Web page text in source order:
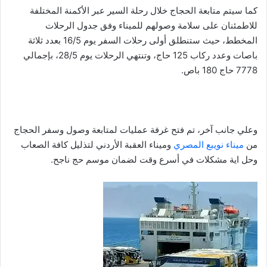
كما سيتم متابعة الحجاج خلال رحلة السير عبر الأكمنة المختلفة
للاطمئنان على سلامة وصولهم للميناء وفق جدول الرحلات
المخطط، حيث ستنطلق أولى رحلات السفر يوم 16/5 بعدد ثلاثة
باصات وعدد ركاب 125 حاج، وتنتهي الرحلات يوم 28/5، بإجمالي
7778 حاج 180 باص.
وعلي جانب آخر، تم فتح غرفة عمليات لمتابعة وصول وسفر الحجاج
من ميناء نويبع المصري وميناء العقبة الأردني لتذليل كافة الصعاب
وحل اية مشكلات في أسرع وقت لضمان موسم حج ناجح.